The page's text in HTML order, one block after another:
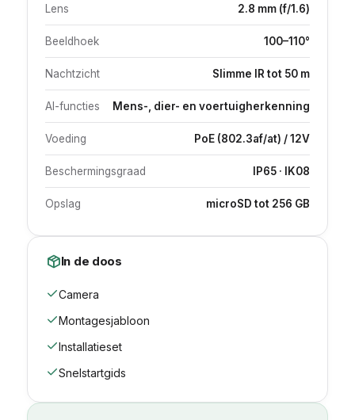
Lens 2.8 mm (f/1.6)
Beeldhoek 100–110°
Nachtzicht Slimme IR tot 50 m
AI-functies Mens-, dier- en voertuigherkenning
Voeding PoE (802.3af/at) / 12V
Beschermingsgraad IP65 · IK08
Opslag microSD tot 256 GB
In de doos
Camera
Montagesjabloon
Installatieset
Snelstartgids